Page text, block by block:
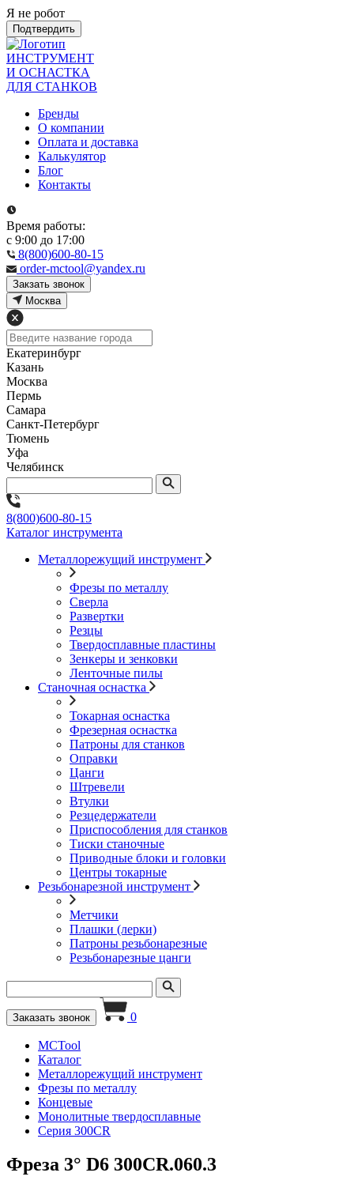
Я не робот
Подтвердить
ИНСТРУМЕНТ
И ОСНАСТКА
ДЛЯ СТАНКОВ
Бренды
О компании
Оплата и доставка
Калькулятор
Блог
Контакты
Время работы:
с 9:00 до 17:00
8(800)600-80-15
order-mctool@yandex.ru
Закзать звонок
Москва
Екатеринбург
Казань
Москва
Пермь
Самара
Санкт-Петербург
Тюмень
Уфа
Челябинск
8(800)600-80-15
Каталог инструмента
Металлорежущий инструмент
Фрезы по металлу
Сверла
Развертки
Резцы
Твердосплавные пластины
Зенкеры и зенковки
Ленточные пилы
Станочная оснастка
Токарная оснастка
Фрезерная оснастка
Патроны для станков
Оправки
Цанги
Штревели
Втулки
Резцедержатели
Приспособления для станков
Тиски станочные
Приводные блоки и головки
Центры токарные
Резьбонарезной инструмент
Метчики
Плашки (лерки)
Патроны резьбонарезные
Резьбонарезные цанги
Заказать звонок 0
MCTool
Каталог
Металлорежущий инструмент
Фрезы по металлу
Концевые
Монолитные твердосплавные
Серия 300CR
Фреза 3° D6 300CR.060.3